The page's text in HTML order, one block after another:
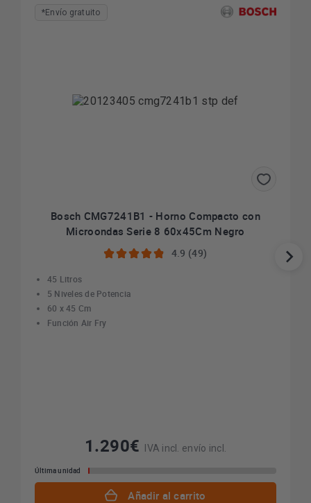
*Envío gratuito
Bosch CMG7241B1 - Horno Compacto con
Microondas Serie 8 60x45Cm Negro
4.9 (49)
45 Litros
5 Niveles de Potencia
60 x 45 Cm
Función Air Fry
1.290€ IVA incl. envío incl.
Última unidad
Añadir al carrito